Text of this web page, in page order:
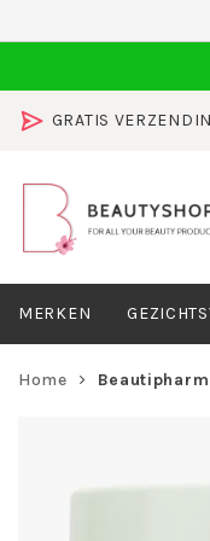
GRATIS
MERKEN
Home